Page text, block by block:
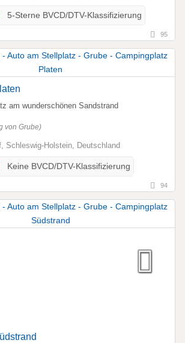
5-Sterne BVCD/DTV-Klassifizierung
95
am wunderschönen Sandstrand
von Grube)
Schleswig-Holstein, Deutschland
Keine BVCD/DTV-Klassifizierung
94